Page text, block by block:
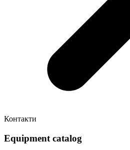
Контакти
Equipment catalog